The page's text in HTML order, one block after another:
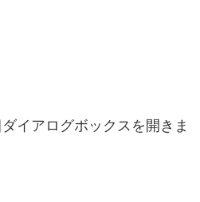
イアログボックスを開きま